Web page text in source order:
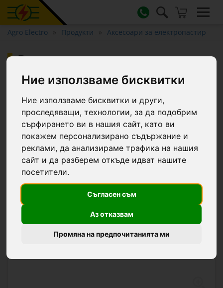
Ние използваме бисквитки
Ние използваме бисквитки и други,
проследяващи, технологии, за да подобрим
сърфирането ви в нашия сайт, като ви
покажем персонализирано съдържание и
реклами, да анализираме трафика на нашия
сайт и да разберем откъде идват нашите
посетители.
Съгласен съм
Аз отказвам
Промяна на предпочитанията ми
Agro Electro Продукти Аксесоари за електропастир
Върток - адаптор за завиване
на изолатори